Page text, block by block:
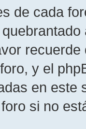
de cada
y el
en este
si no